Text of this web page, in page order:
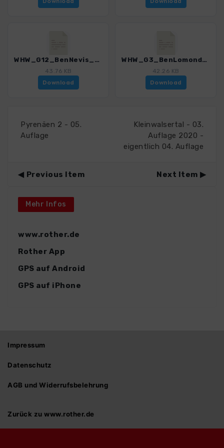
WHW_G12_BenNevis_4569_1.gpx
43.76 KB
Download
WHW_G3_BenLomond_4569_1.gpx
42.26 KB
Download
Pyrenäen 2 - 05.
Auflage
Kleinwalsertal - 03.
Auflage 2020 -
eigentlich 04. Auflage
Previous Item Next Item
Mehr Infos
www.rother.de
Rother App
GPS auf Android
GPS auf iPhone
Impressum
Datenschutz
AGB und Widerrufsbelehrung
Zurück zu www.rother.de